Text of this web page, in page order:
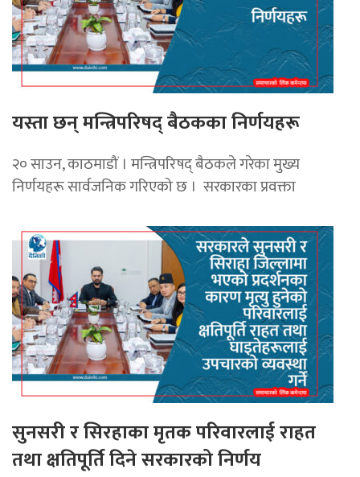
यस्ता छन् मन्त्रिपरिषद् बैठकका निर्णयहरू
२० साउन, काठमाडौं । मन्त्रिपरिषद् बैठकले गरेका मुख्य
निर्णयहरू सार्वजनिक गरिएको छ । सरकारका प्रवक्ता
सुनसरी र सिरहाका मृतक परिवारलाई राहत
तथा क्षतिपूर्ति दिने सरकारको निर्णय